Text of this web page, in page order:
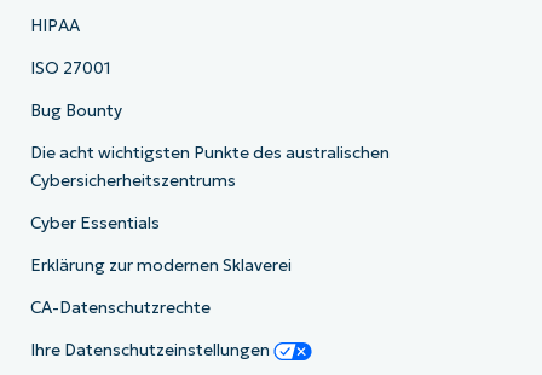
HIPAA
ISO 27001
Bug Bounty
Die acht wichtigsten Punkte des australischen
Cybersicherheitszentrums
Cyber Essentials
Erklärung zur modernen Sklaverei
CA-Datenschutzrechte
Ihre Datenschutzeinstellungen